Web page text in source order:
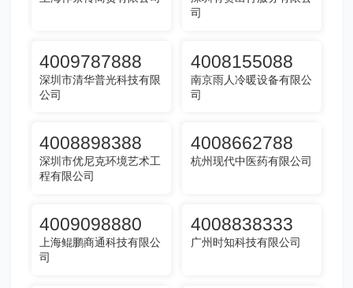
司
4009787888
深圳市清华普光科技有限
公司
4008155088
南京雨人冷暖设备有限公
司
4008898388
深圳市优尼克环境艺术工
程有限公司
4008662788
杭州现代中医药有限公司
4009098880
上海鲲鹏商通科技有限公
司
4008838333
广州时知科技有限公司